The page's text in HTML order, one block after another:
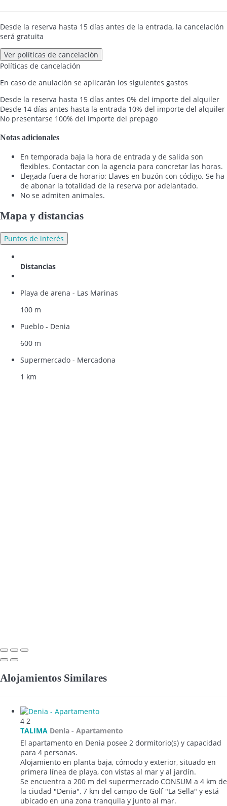
Desde la reserva hasta 15 días antes de la entrada, la cancelación
será gratuita
Ver políticas de cancelación
Políticas de cancelación
En caso de anulación se aplicarán los siguientes gastos
Desde la reserva hasta 15 días antes 0% del importe del alquiler
Desde 14 días antes hasta la entrada 10% del importe del alquiler
No presentarse 100% del importe del prepago
Notas adicionales
En temporada baja la hora de entrada y de salida son
flexibles. Contactar con la agencia para concretar las horas.
Llegada fuera de horario: Llaves en buzón con código. Se ha
de abonar la totalidad de la reserva por adelantado.
No se admiten animales.
Mapa y distancias
Puntos de interés
Distancias
Playa de arena - Las Marinas
100 m
Pueblo - Denia
600 m
Supermercado - Mercadona
1 km
Alojamientos Similares
4 2
TALIMA Denia - Apartamento
El apartamento en Denia posee 2 dormitorio(s) y capacidad
para 4 personas.
Alojamiento en planta baja, cómodo y exterior, situado en
primera línea de playa, con vistas al mar y al jardín.
Se encuentra a 200 m del supermercado CONSUM a 4 km de
la ciudad "Denia", 7 km del campo de Golf "La Sella" y está
ubicado en una zona tranquila y junto al mar.